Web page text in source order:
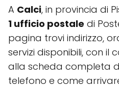
A Calci, in provincia di
1 ufficio postale di
pagina trovi indirizzo,
servizi disponibili, con il
alla scheda completa
telefono e come